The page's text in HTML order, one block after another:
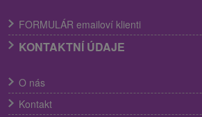
FORMULÁR emailoví klienti
KONTAKTNÍ ÚDAJE
O nás
Kontakt